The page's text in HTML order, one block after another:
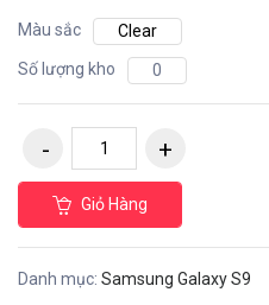
Màu sắc
Clear
Số lượng kho
0
Giỏ Hàng
Danh mục: Samsung Galaxy S9